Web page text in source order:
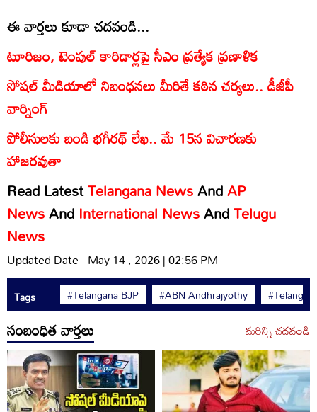
ఈ వార్తలు కూడా చదవండి...
టూరిజం, టెంపుల్ కారిడార్లపై సీఎం ప్రత్యేక ప్రణాళిక
సోషల్ మీడియాలో నిబంధనలు మీరితే కఠిన చర్యలు.. డీజీపీ
వార్నింగ్
పోలీసులకు బండి భగీరథ్ లేఖ.. మే 15న విచారణకు
హాజరవుతా
Read LatestTelangana NewsAndAP
NewsAnd International NewsAndTelugu
News
Updated Date - May 14 , 2026 | 02:56 PM
Tags #Telangana BJP #ABN Andhrajyothy
సంబంధిత వార్తలు మరిన్ని చదవండి